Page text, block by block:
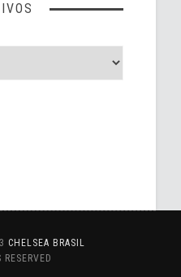
CHELSEA BRASIL